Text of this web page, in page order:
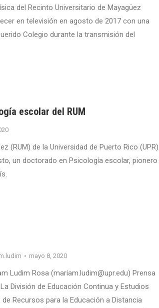
del Recinto Universitario de Mayagüez
en televisión en agosto de 2017 con una
Colegio durante la transmisión del
escolar del RUM
(RUM) de la Universidad de Puerto Rico (UPR)
un doctorado en Psicología escolar, pionero
mayo 8, 2020
Ludim Rosa (mariam.ludim@upr.edu) Prensa
División de Educación Continua y Estudios
Recursos para la Educación a Distancia